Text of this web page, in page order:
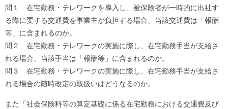
問１ 在宅勤務・テレワークを導入し、被保険者が一時的に出社す
る際に要する交通費を事業主が負担する場合、当該交通費は「報酬
等」に含まれるのか。
問２ 在宅勤務・テレワークの実施に際し、在宅勤務手当が支給さ
れる場合、当該手当は「報酬等」に含まれるのか。
問３ 在宅勤務・テレワークの実施に際し、在宅勤務手当が支給さ
れる場合の随時改定の取扱いはどうなるのか。
また「社会保険料等の算定基礎に係る在宅勤務における交通費及び